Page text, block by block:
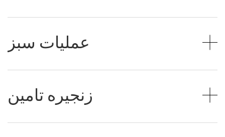
عملیات سبز
زنجیره تامین